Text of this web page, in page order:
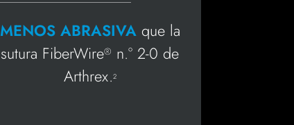
MENOS ABRASIVAque la
sutura FiberWire® n.° 2-0 de
Arthrex.2